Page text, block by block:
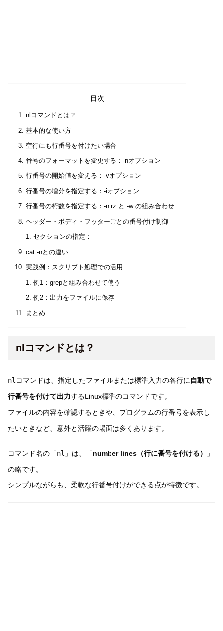
目次
nlコマンドとは？
基本的な使い方
空行にも行番号を付けたい場合
番号のフォーマットを変更する：-nオプション
行番号の開始値を変える：-vオプション
行番号の増分を指定する：-iオプション
行番号の桁数を指定する：-n rz と -w の組み合わせ
ヘッダー・ボディ・フッターごとの番号付け制御
セクションの指定：
cat -nとの違い
実践例：スクリプト処理での活用
例1：grepと組み合わせて使う
例2：出力をファイルに保存
まとめ
nlコマンドとは？
nl コマンドは、指定したファイルまたは標準入力の各行に 自動で
行番号を付けて出力するLinux標準のコマンドです。
ファイルの内容を確認するときや、プログラムの行番号を表示し
たいときなど、意外と活躍の場面は多くあります。
コマンド名の「nl 」は、「number lines（行に番号を付ける）
」
の略です。
シンプルながらも、柔軟な行番号付けができる点が特徴です。